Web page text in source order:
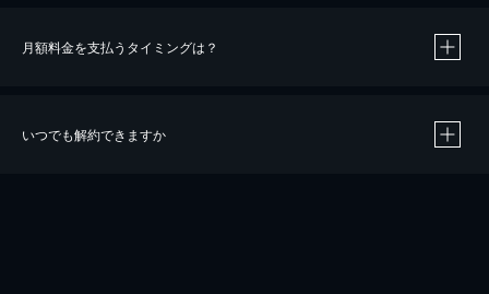
※40％ポイント還元の対象は、クレジットカード決済による作品の購入 / レンタルです。
月額料金を支払うタイミングは？
いつでも解約できますか